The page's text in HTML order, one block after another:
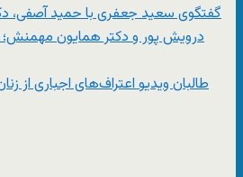
گفتگوی سعید جعفری با حمید آصفی،
درویش پور و دکتر همایون مهمنش؛
طالبان ویدیو اعتراف‌های اجباری از